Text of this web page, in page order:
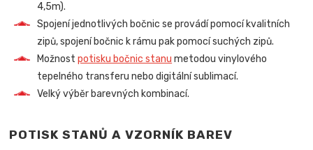
4,5m).
Spojení jednotlivých bočnic se provádí pomocí kvalitních
zipů, spojení bočnic k rámu pak pomocí suchých zipů.
Možnostpotisku bočnic stanu metodou vinylového
tepelného transferu nebo digitální sublimací.
Velký výběr barevných kombinací.
POTISK STANŮ A VZORNÍK BAREV